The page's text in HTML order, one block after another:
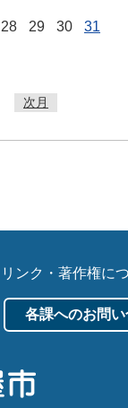
28 29 30 31
次月
リンク・著作権に
各課へのお問